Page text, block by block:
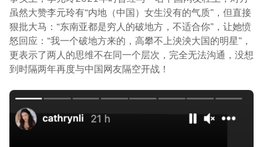
虽然大赞李元玲有“内地（中国）女生没有的气质”，但直接
狠批大马：“东南亚都是穷人的破地方，不适合你”，让她愤
怒回应：“我一个破地方来的，高攀不上泱泱大国的明星”，
更表示了两人的思维不在同一个层次，完全无法沟通，没想
到时隔两年再度与中国网友隔空开战！